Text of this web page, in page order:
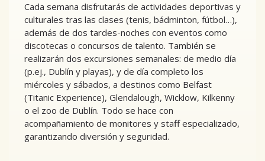
Cada semana disfrutarás de actividades deportivas y
culturales tras las clases (tenis, bádminton, fútbol…),
además de dos tardes-noches con eventos como
discotecas o concursos de talento. También se
realizarán dos excursiones semanales: de medio día
(p.ej., Dublín y playas), y de día completo los
miércoles y sábados, a destinos como Belfast
(Titanic Experience), Glendalough, Wicklow, Kilkenny
o el zoo de Dublín. Todo se hace con
acompañamiento de monitores y staff especializado,
garantizando diversión y seguridad.